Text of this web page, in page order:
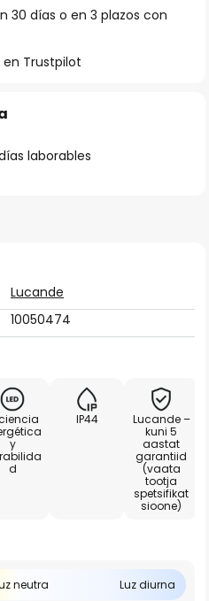
30 días o en 3 plazos con
Trustpilot
laborables
Lucande
10050474
y
d
IP44
Lucande –
kuni 5
aastat
garantiid
(vaata
tootja
spetsifikat
sioone)
neutra Luz diurna